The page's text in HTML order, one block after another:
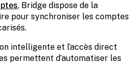
, Bridge dispose de la
pour synchroniser les comptes
intelligente et l’accès direct
permettent d’automatiser les